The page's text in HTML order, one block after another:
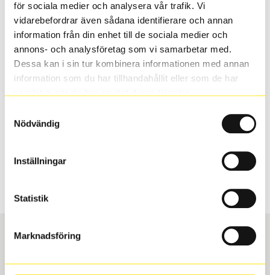
för sociala medier och analysera vår trafik. Vi
vidarebefordrar även sådana identifierare och annan
information från din enhet till de sociala medier och
annons- och analysföretag som vi samarbetar med.
Dessa kan i sin tur kombinera informationen med annan
information som du har tillhandahållit eller som de har
Nödvändig
Inställningar
Statistik
Marknadsföring
Passar detta däck min bil?
Ange registreringsnummer för att se om det däck du
valt passar din bilmodell. Om du köper däck som skall
sättas på dina befintliga fälgar, se till att kolla en extra
inte vara samma dimension som bilen hade ut från
Boka och hämta hos Däckspecialen